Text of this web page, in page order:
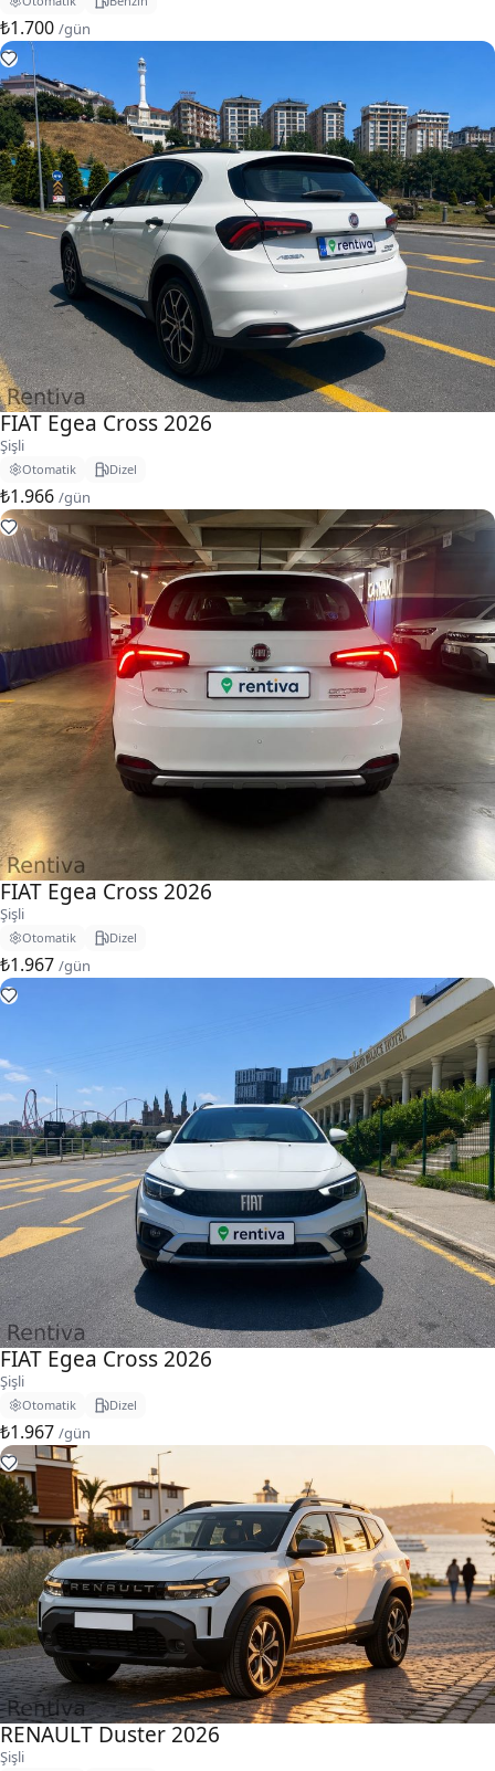
₺1.700 /gün
FIAT Egea Cross 2026
Şişli
Otomatik Dizel
₺1.966 /gün
FIAT Egea Cross 2026
Şişli
Otomatik Dizel
₺1.967 /gün
FIAT Egea Cross 2026
Şişli
Otomatik Dizel
₺1.967 /gün
RENAULT Duster 2026
Şişli